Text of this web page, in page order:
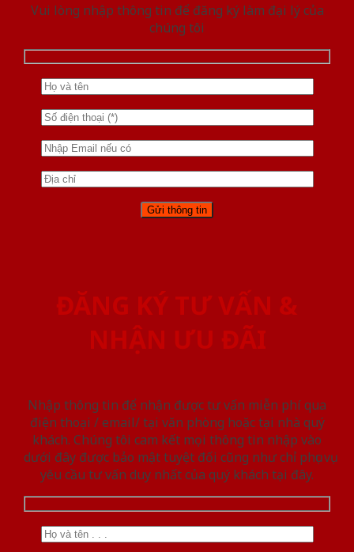
Vui lòng nhập thông tin để đăng ký làm đại lý của
chúng tôi
ĐĂNG KÝ TƯ VẤN &
NHẬN ƯU ĐÃI
Nhập thông tin để nhận được tư vấn miễn phí qua
điện thoại / email/ tại văn phòng hoặc tại nhà quý
khách. Chúng tôi cam kết mọi thông tin nhập vào
dưới đây được bảo mật tuyệt đối cũng như chỉ phục vụ
yêu cầu tư vấn duy nhất của quý khách tại đây.